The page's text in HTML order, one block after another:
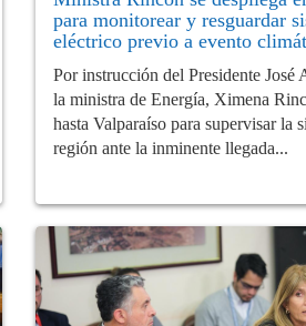
para monitorear y resguardar
eléctrico previo a evento
Por instrucción del Presidente José
la ministra de Energía, Ximena
hasta Valparaíso para supervisar la
región ante la inminente llegada...